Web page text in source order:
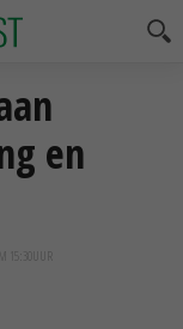
en
15:30